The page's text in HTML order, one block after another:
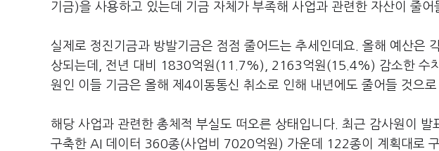
기금)을 사용하고 있는데 기금 자체가 부족해 사업과 관련한 자산이 줄어
실제로 정진기금과 방발기금은 점점 줄어드는 추세인데요 올해 예산은
상되는데
전년 대비 1830억원(11.7%), 2163억원(15.4%) 감소한 수
원인 이들 기금은 올해 제 4이동통신 취소로 인해 내년에도 줄어들 것으
해당 사업과 관련한 총체적 부실도 떠오른 상태입니다 최근 감사원이 발
구축한 AI 데이터 360종(사업비 7020억원 ) 가운데 122종이 계획대로